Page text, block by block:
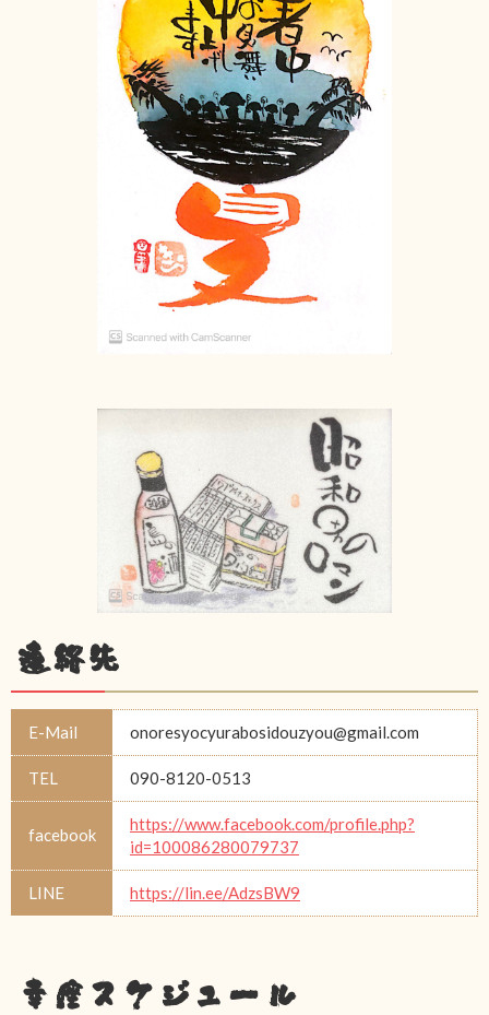
連絡先
E-Mail onoresyocyurabosidouzyou@gmail.com
TEL 090-8120-0513
facebook
https://www.facebook.com/profile.php?
id=100086280079737
LINE https://lin.ee/AdzsBW9
幸座スケジュール